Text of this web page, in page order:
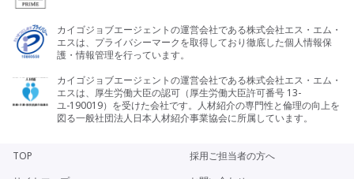
カイゴジョブエージェントの運営会社である株式会社エス・エム・
エスは、プライバシーマークを取得しており徹底した個人情報保
護・情報管理を行っています。
カイゴジョブエージェントの運営会社である株式会社エス・エム・
エスは、厚生労働大臣の認可（厚生労働大臣許可番号 13-
ユ-190019）を受けた会社です。人材紹介の専門性と倫理の向上を
図る一般社団法人日本人材紹介事業協会に所属しています。
TOP
採用ご担当者の方へ